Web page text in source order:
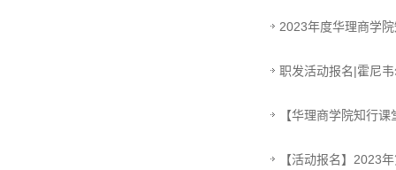
2023年度华理商学
职发活动报名|霍尼
【华理商学院知行
【活动报名】2023